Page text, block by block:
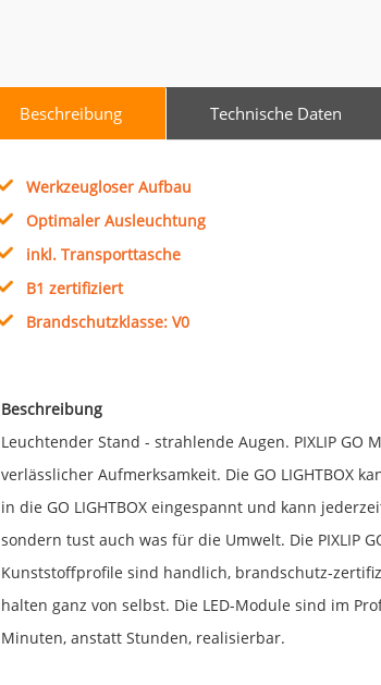
Beschreibung Technische Daten
Werkzeugloser Aufbau
Optimaler Ausleuchtung
inkl. Transporttasche
B1 zertifiziert
Brandschutzklasse: V0
Beschreibung
Leuchtender Stand - strahlende Augen. PIXLIP
verlässlicher Aufmerksamkeit. Die GO LIGHTBOX
in die GO LIGHTBOX eingespannt und kann
sondern tust auch was für die Umwelt. Die PIXLIP
Kunststoffprofile sind handlich, brandschutz-
halten ganz von selbst. Die LED-Module sind im
Minuten, anstatt Stunden, realisierbar.